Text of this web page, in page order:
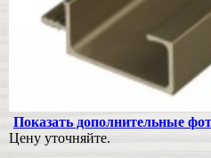
Показать дополнительные
Цену уточняйте.